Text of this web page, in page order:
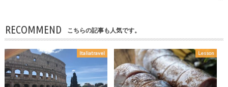
RECOMMEND こちらの記事も人気です。
Italiatravel Lesson